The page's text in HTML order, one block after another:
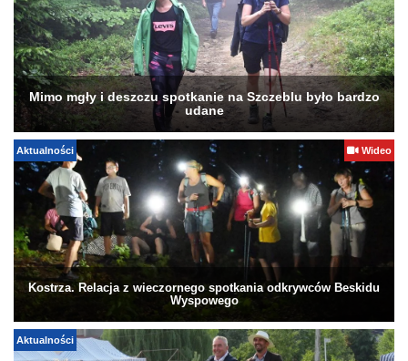
Mimo mgły i deszczu spotkanie na Szczeblu było bardzo
udane
Aktualności Wideo
Kostrza. Relacja z wieczornego spotkania odkrywców Beskidu
Wyspowego
Aktualności